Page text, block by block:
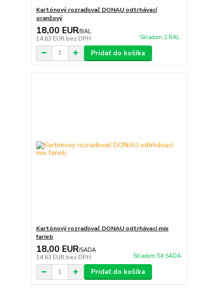
Kartónový rozraďovač DONAU odtrhávací
oranžový
18,00 EUR/BAL.
14,63 EUR bez DPH Skladom 2 BAL.
Pridať do košíka
Kartónový rozraďovač DONAU odtrhávací mix
farieb
18,00 EUR/SADA
14,63 EUR bez DPH Skladom 54 SADA
Pridať do košíka